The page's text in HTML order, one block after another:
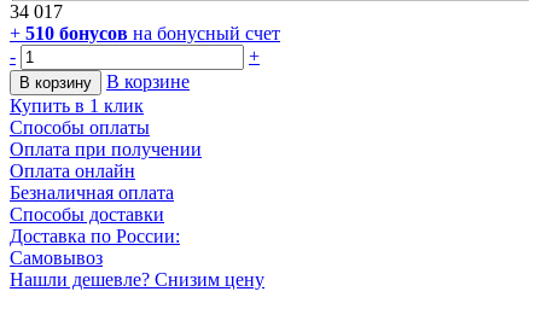
34 017
+ 510 бонусов на бонусный счет
-
+
В корзину
В корзине
Купить в 1 клик
Способы оплаты
Оплата при получении
Оплата онлайн
Безналичная оплата
Способы доставки
Доставка по России:
Самовывоз
Нашли дешевле? Снизим цену